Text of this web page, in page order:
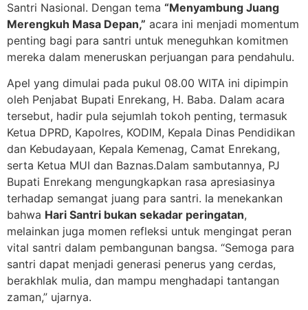
Santri Nasional. Dengan tema “Menyambung Juang
Merengkuh Masa Depan,” acara ini menjadi momentum
penting bagi para santri untuk meneguhkan komitmen
mereka dalam meneruskan perjuangan para pendahulu.
Apel yang dimulai pada pukul 08.00 WITA ini dipimpin
oleh Penjabat Bupati Enrekang, H. Baba. Dalam acara
tersebut, hadir pula sejumlah tokoh penting, termasuk
Ketua DPRD, Kapolres, KODIM, Kepala Dinas Pendidikan
dan Kebudayaan, Kepala Kemenag, Camat Enrekang,
serta Ketua MUI dan Baznas.Dalam sambutannya, PJ
Bupati Enrekang mengungkapkan rasa apresiasinya
terhadap semangat juang para santri. Ia menekankan
bahwa Hari Santri bukan sekadar peringatan,
melainkan juga momen refleksi untuk mengingat peran
vital santri dalam pembangunan bangsa. “Semoga para
santri dapat menjadi generasi penerus yang cerdas,
berakhlak mulia, dan mampu menghadapi tantangan
zaman,” ujarnya.